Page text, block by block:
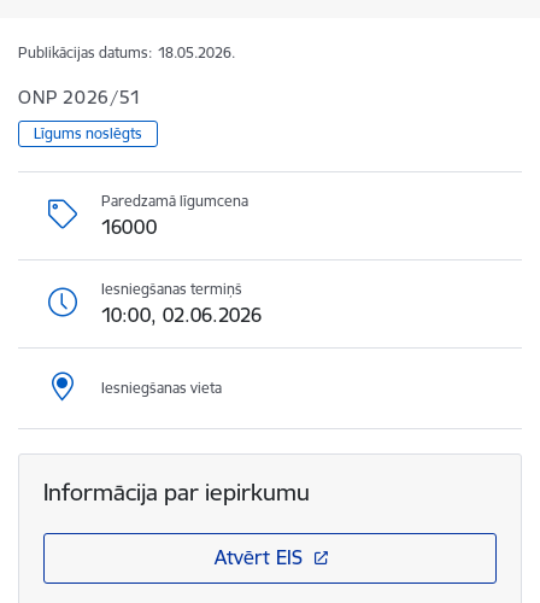
Publikācijas datums: 18.05.2026.
ONP 2026/51
Līgums noslēgts
Paredzamā līgumcena
16000
Iesniegšanas termiņš
10:00, 02.06.2026
Iesniegšanas vieta
Informācija par iepirkumu
Atvērt EIS